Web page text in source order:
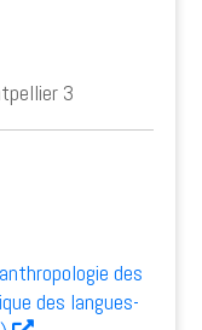
3
des
des langues-